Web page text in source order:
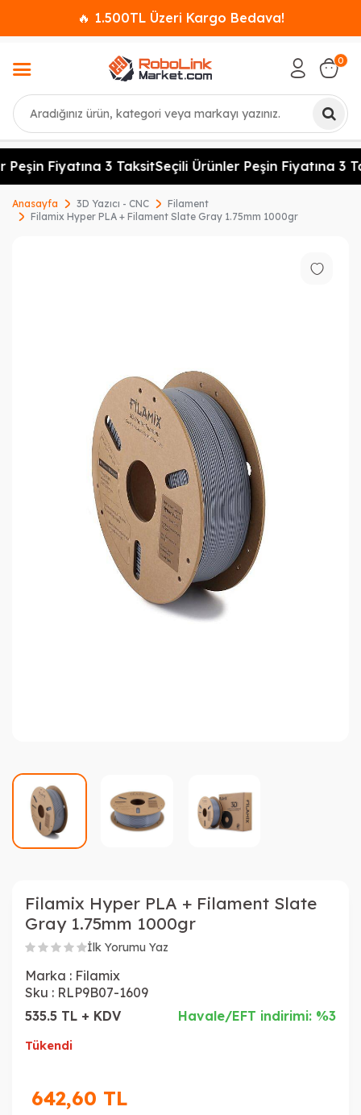
🔥 1.500TL Üzeri Kargo Bedava!
Ara
0
Fiyatına 3 TaksitSeçili Ürünler Peşin Fiyatına 3
Anasayfa 3D Yazıcı - CNC
Filament
Filamix Hyper PLA + Filament Slate Gray 1.75mm 1000gr
Filamix Hyper PLA + Filament Slate
Gray 1.75mm 1000gr
İlk Yorumu Yaz
Marka : Filamix
Sku : RLP9B07-1609
535.5 TL + KDV
Havale/EFT indirimi: %3
Tükendi
642,60 TL